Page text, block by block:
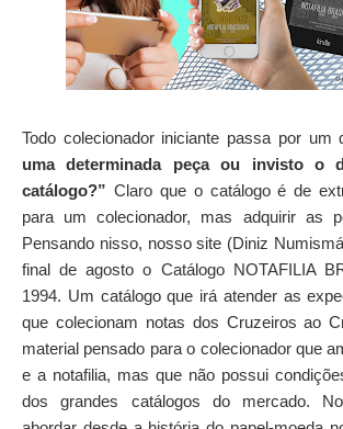
Todo colecionador iniciante passa por um
uma determinada peça ou invisto o
catálogo?” Claro que o catálogo é de
para um colecionador, mas adquirir as
Pensando nisso, nosso site (Diniz
final de agosto o Catálogo NOTAFILIA
1994. Um catálogo que irá atender as
que colecionam notas dos Cruzeiros ao
material pensado para o colecionador que
e a notafilia, mas que não possui
dos grandes catálogos do mercado.